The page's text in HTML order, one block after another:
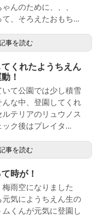
んのために、、、
て、そろえたおもち...
事を読む
くれたようちえん
！
て公園では少し積雪
な中、登園してくれ
テリアのリュウノス
ク後はプレイタ...
事を読む
時が！
雨空になりました
気にようちえん生の
くんが元気に登園し